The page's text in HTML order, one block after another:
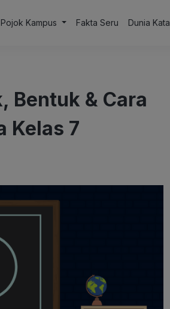
Pojok Kampus Fakta Seru Dunia Kata
Bentuk & Cara
Kelas 7